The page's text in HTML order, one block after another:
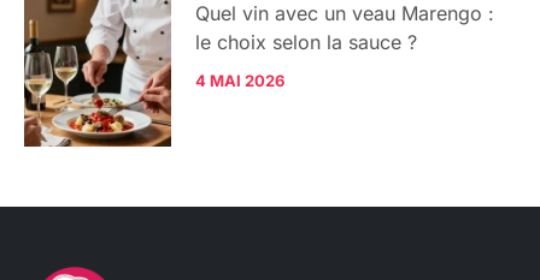
Quel vin avec un veau Marengo :
le choix selon la sauce ?
4 MAI 2026